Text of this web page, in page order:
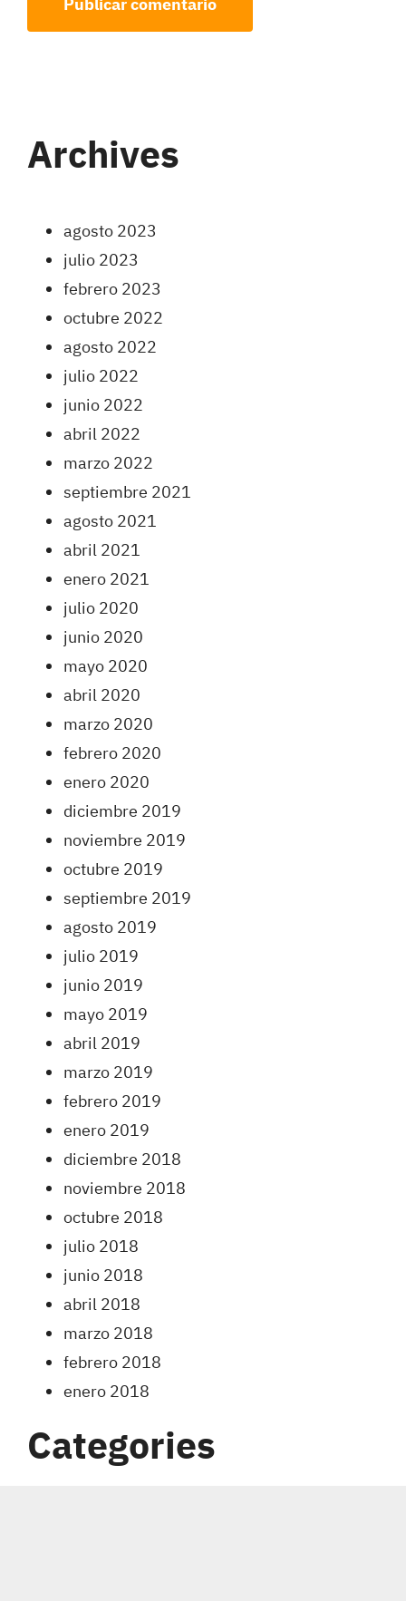
Archives
agosto 2023
julio 2023
febrero 2023
octubre 2022
agosto 2022
julio 2022
junio 2022
abril 2022
marzo 2022
septiembre 2021
agosto 2021
abril 2021
enero 2021
julio 2020
junio 2020
mayo 2020
abril 2020
marzo 2020
febrero 2020
enero 2020
diciembre 2019
noviembre 2019
octubre 2019
septiembre 2019
agosto 2019
julio 2019
junio 2019
mayo 2019
abril 2019
marzo 2019
febrero 2019
enero 2019
diciembre 2018
noviembre 2018
octubre 2018
julio 2018
junio 2018
abril 2018
marzo 2018
febrero 2018
enero 2018
Categories